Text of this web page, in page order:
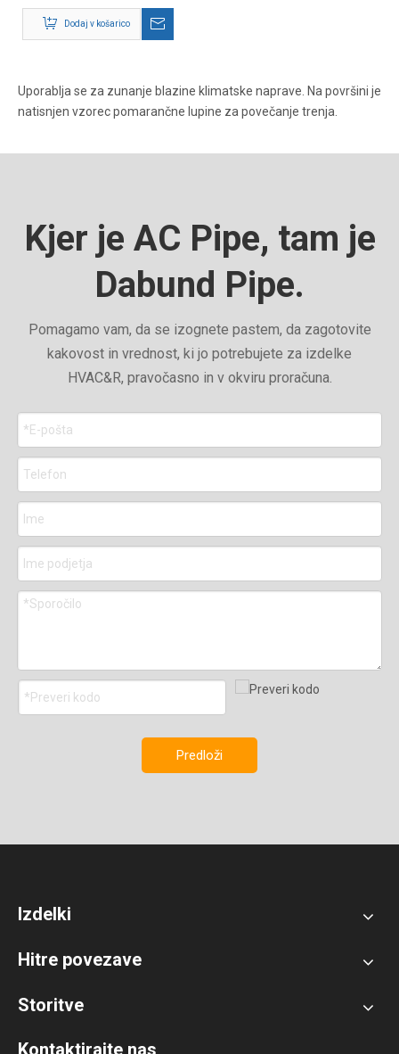
Dodaj v košarico
Uporablja se za zunanje blazine klimatske naprave. Na površini je
natisnjen vzorec pomarančne lupine za povečanje trenja.
Kjer je AC Pipe, tam je
Dabund Pipe.
Pomagamo vam, da se izognete pastem, da zagotovite
kakovost in vrednost, ki jo potrebujete za izdelke
HVAC&R, pravočasno in v okviru proračuna.
Predloži
Izdelki
Hitre povezave
Storitve
Kontaktirajte nas